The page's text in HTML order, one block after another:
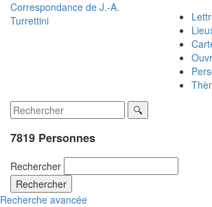
Correspondance de J.-A.
Turrettini
7819 Personnes
Rechercher
Rechercher
Recherche avancée